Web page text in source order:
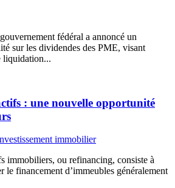
fédéral a annoncé un
sur les dividendes des PME, visant
liquidation...
: une nouvelle opportunité
immobilier
immobiliers, ou refinancing, consiste à
le financement d’immeubles généralement